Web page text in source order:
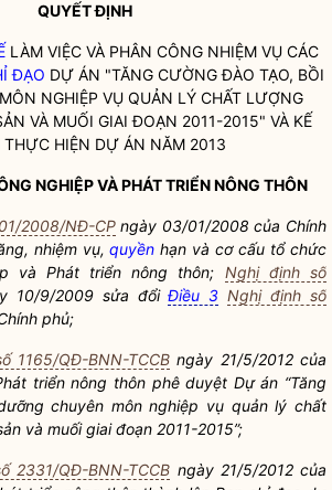
QUYẾT ĐỊNH
LÀM VIỆC VÀ PHÂN CÔNG NHIỆM VỤ CÁC
ĐẠO DỰ ÁN "TĂNG CƯỜNG ĐÀO TẠO, BỒI
NGHIỆP VỤ QUẢN LÝ CHẤT LƯỢNG
VÀ MUỐI GIAI ĐOẠN 2011-2015" VÀ KẾ
THỰC HIỆN DỰ ÁN NĂM 2013
NGHIỆP VÀ PHÁT TRIỂN NÔNG THÔN
2008/NĐ-CPngày 03/01/2008 của Chính
nhiệm vụ,quyền hạn và cơ cấu tổ chức
và Phát triển nông thôn; Nghị định số
10/9/2009 sửa đổiĐiều 3 Nghị định số
phủ;
1165/QĐ-BNN-TCCBngày 21/5/2012 của
triển nông thôn phê duyệt Dự án “Tăng
chuyên môn nghiệp vụ quản lý chất
và muối giai đoạn 2011-2015”;
2331/QĐ-BNN-TCCB ngày 21/5/2012 của